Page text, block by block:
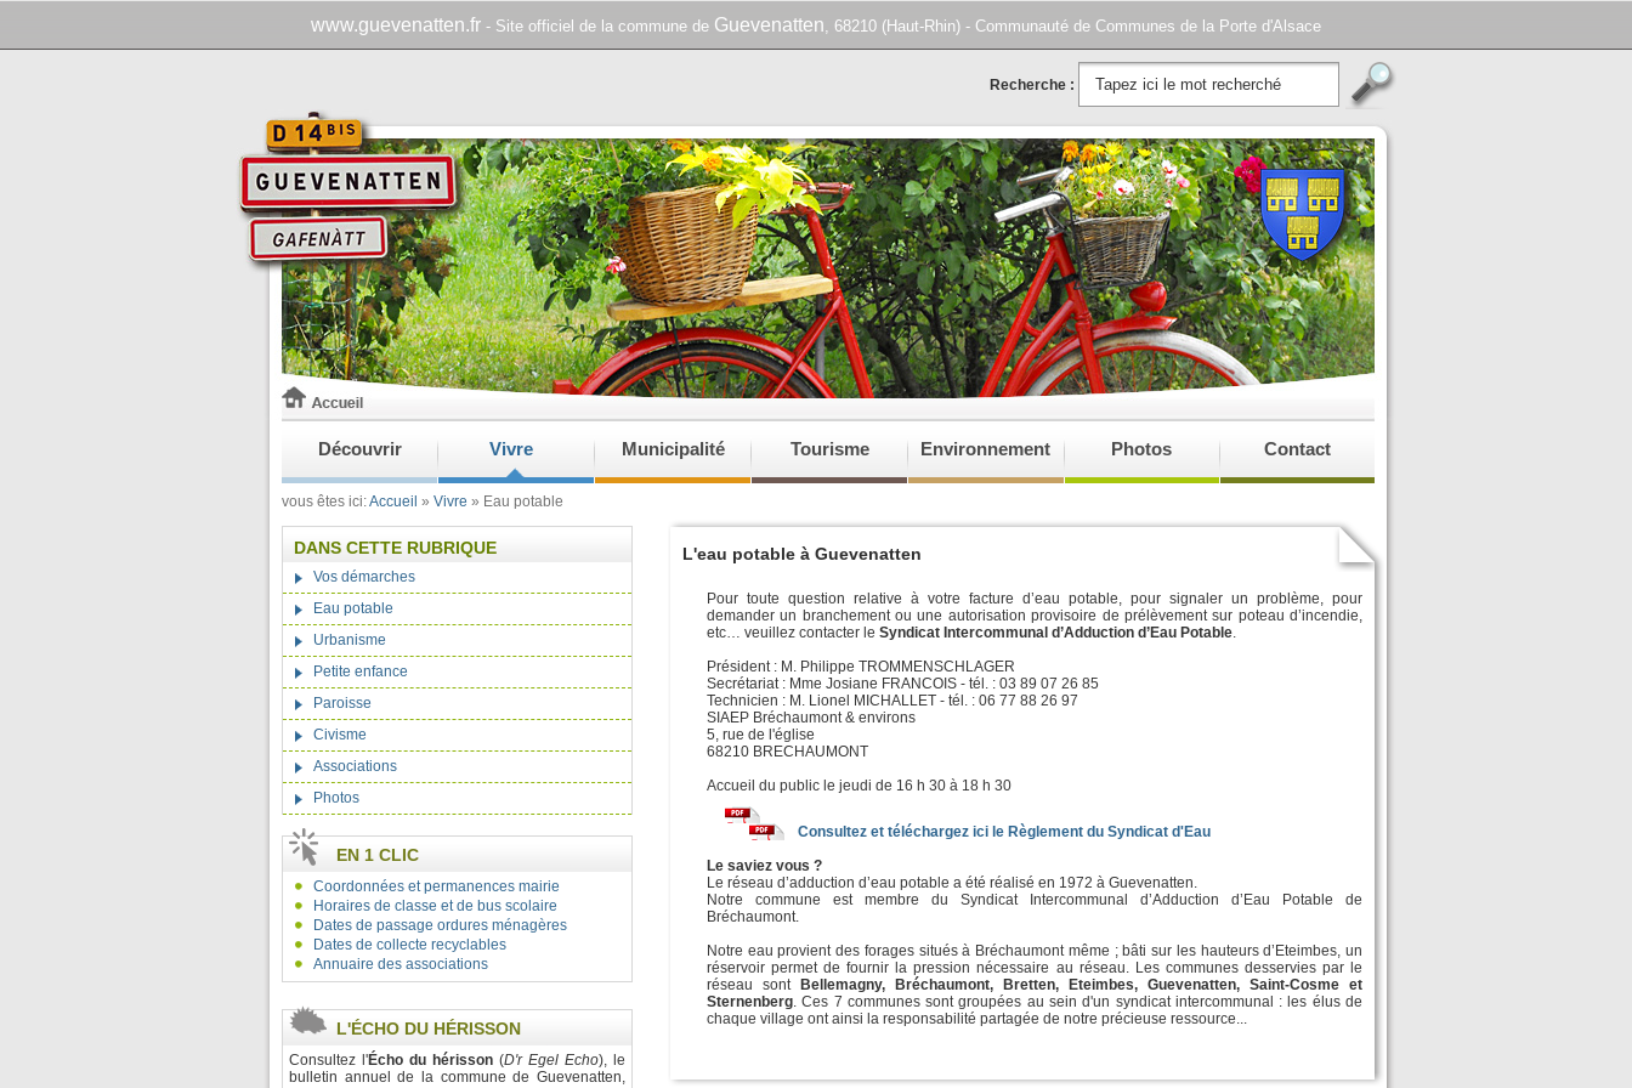
www.guevenatten.fr - Site officiel de la commune de Guevenatten, 68210 (Haut-Rhin) - Communauté de Communes de la Porte d'Alsace
Recherche :
Découvrir Vivre Municipalité Tourisme Environnement Photos Contact
vous êtes ici:Accueil » Vivre » Eau potable
DANS CETTE RUBRIQUE
Vos démarches
Eau potable
Urbanisme
Petite enfance
Paroisse
Civisme
Associations
Photos
EN 1 CLIC
Coordonnées et permanences mairie
Horaires de classe et de bus scolaire
Dates de passage ordures ménagères
Dates de collecte recyclables
Annuaire des associations
L'ÉCHO DU HÉRISSON
Consultez l'Écho du hérisson (D'r Egel Echo), le
bulletin annuel de la commune de Guevenatten,
L'eau potable à Guevenatten
Pour toute question relative à votre facture d’eau potable, pour signaler un problème, pour
demander un branchement ou une autorisation provisoire de prélèvement sur poteau d’incendie,
etc… veuillez contacter le Syndicat Intercommunal d’Adduction d’Eau Potable.
Président : M. Philippe TROMMENSCHLAGER
Secrétariat : Mme Josiane FRANCOIS - tél. : 03 89 07 26 85
Technicien : M. Lionel MICHALLET - tél. : 06 77 88 26 97
SIAEP Bréchaumont & environs
5, rue de l'église
68210 BRECHAUMONT
Accueil du public le jeudi de 16 h 30 à 18 h 30
Consultez et téléchargez ici le Règlement du Syndicat d'Eau
Le saviez vous ?
Le réseau d’adduction d’eau potable a été réalisé en 1972 à Guevenatten.
Notre commune est membre du Syndicat Intercommunal d’Adduction d’Eau Potable de
Bréchaumont.
Notre eau provient des forages situés à Bréchaumont même ; bâti sur les hauteurs d’Eteimbes, un
réservoir permet de fournir la pression nécessaire au réseau. Les communes desservies par le
réseau sontBellemagny, Bréchaumont, Bretten, Eteimbes, Guevenatten, Saint-Cosme et
Sternenberg. Ces 7 communes sont groupées au sein d'un syndicat intercommunal : les élus de
chaque village ont ainsi la responsabilité partagée de notre précieuse ressource...